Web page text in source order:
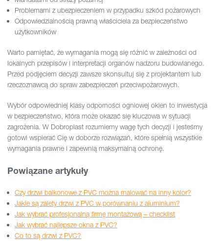
Problemami z ubezpieczeniem w przypadku szkód pożarowych
Odpowiedzialnością prawną właściciela za bezpieczeństwo
użytkowników
Warto pamiętać, że wymagania mogą się różnić w zależności od
lokalnych przepisów i interpretacji organów nadzoru budowlanego.
Przed podjęciem decyzji zawsze skonsultuj się z projektantem lub
rzeczoznawcą do spraw zabezpieczeń przeciwpożarowych.
Wybór odpowiedniej klasy odporności ogniowej okien to inwestycja
w bezpieczeństwo, która może okazać się kluczowa w sytuacji
zagrożenia. W Dobroplast rozumiemy wagę tych decyzji i jesteśmy
gotowi wspierać Cię w doborze rozwiązań, które spełnią wszystkie
wymagania prawne i zapewnią maksymalną ochronę.
Powiązane artykuły
Czy drzwi balkonowe z PVC można malować na inny kolor?
Jakie są zalety drzwi z PVC w porównaniu z aluminium?
Jak wybrać profesjonalną firmę montażową – checklist
Jak wybrać najlepsze okna z PVC?
Co to są drzwi z PVC?